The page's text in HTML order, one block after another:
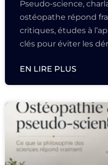
Pseudo-science,
ostéopathe répond
critiques, études à
clés pour éviter les
EN LIRE PLUS